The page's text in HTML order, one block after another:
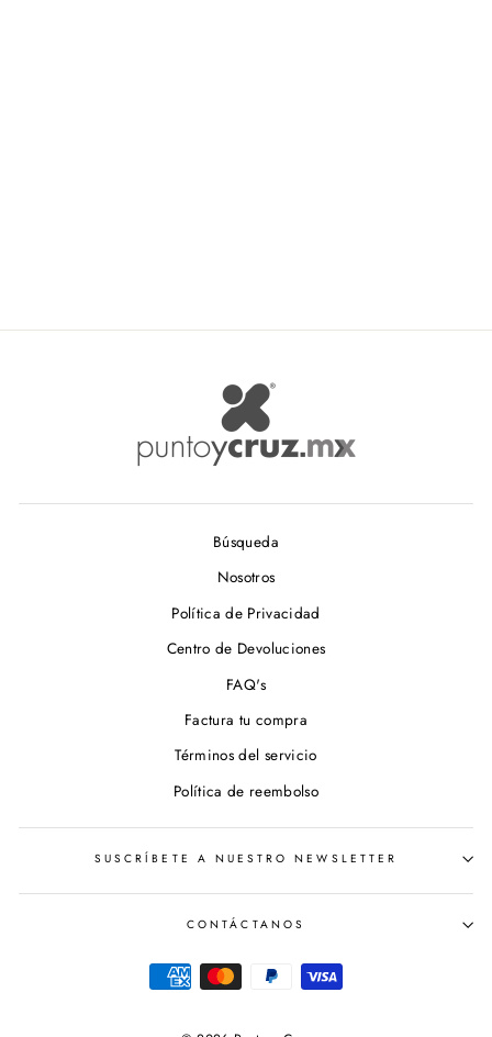
Búsqueda
Nosotros
Política de Privacidad
Centro de Devoluciones
FAQ's
Factura tu compra
Términos del servicio
Política de reembolso
SUSCRÍBETE A NUESTRO NEWSLETTER
CONTÁCTANOS